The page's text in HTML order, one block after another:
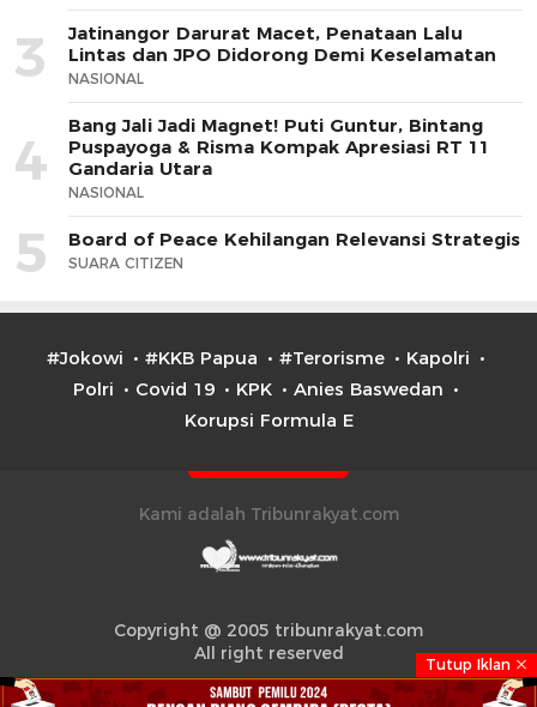
3
Jatinangor Darurat Macet, Penataan Lalu
Lintas dan JPO Didorong Demi Keselamatan
NASIONAL
4
Bang Jali Jadi Magnet! Puti Guntur, Bintang
Puspayoga & Risma Kompak Apresiasi RT 11
Gandaria Utara
NASIONAL
5 Board of Peace Kehilangan Relevansi Strategis
SUARA CITIZEN
#Jokowi #KKB Papua #Terorisme
Kapolri
Polri
Covid 19 KPK
Anies Baswedan
Korupsi Formula E
Kami adalah Tribunrakyat.com
Copyright @ 2005 tribunrakyat.com
All right reserved
Tutup Iklan